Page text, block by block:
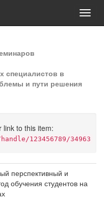
специалистов в
и пути решения
link to this item:
123456789/34963
перспективный и
обучения студентов на